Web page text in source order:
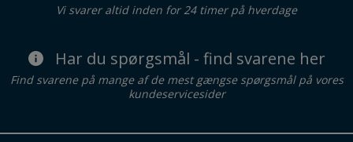
Vi svarer altid inden for 24 timer på hverdage
Har du spørgsmål - find svarene her
Find svarene på mange af de mest gængse spørgsmål på vores
kundeservicesider